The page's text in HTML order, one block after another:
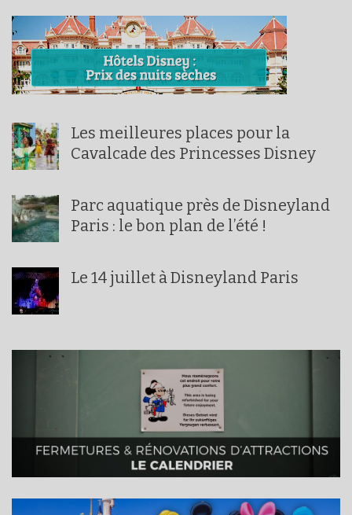
Les meilleures places pour la
Cavalcade des Princesses Disney
Parc aquatique près de Disneyland
Paris : le bon plan de l’été !
Le 14 juillet à Disneyland Paris